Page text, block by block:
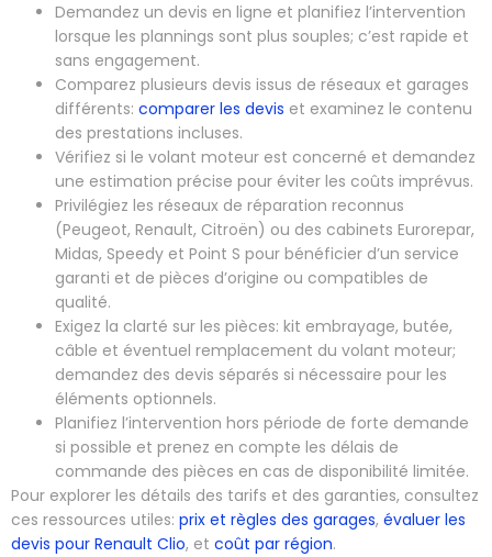
Demandez un devis en ligne et planifiez l’intervention
lorsque les plannings sont plus souples; c’est rapide et
sans engagement.
Comparez plusieurs devis issus de réseaux et garages
différents: comparer les devis et examinez le contenu
des prestations incluses.
Vérifiez si le volant moteur est concerné et demandez
une estimation précise pour éviter les coûts imprévus.
Privilégiez les réseaux de réparation reconnus
(Peugeot, Renault, Citroën) ou des cabinets Eurorepar,
Midas, Speedy et Point S pour bénéficier d’un service
garanti et de pièces d’origine ou compatibles de
qualité.
Exigez la clarté sur les pièces: kit embrayage, butée,
câble et éventuel remplacement du volant moteur;
demandez des devis séparés si nécessaire pour les
éléments optionnels.
Planifiez l’intervention hors période de forte demande
si possible et prenez en compte les délais de
commande des pièces en cas de disponibilité limitée.
Pour explorer les détails des tarifs et des garanties, consultez
ces ressources utiles: prix et règles des garages, évaluer les
devis pour Renault Clio, et coût par région.